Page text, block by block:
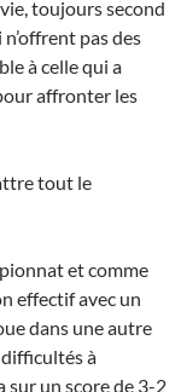
toujours second
pas des
à celle qui a
affronter les
tout le
et comme
effectif avec un
dans une autre
à
sur un score de 3-2